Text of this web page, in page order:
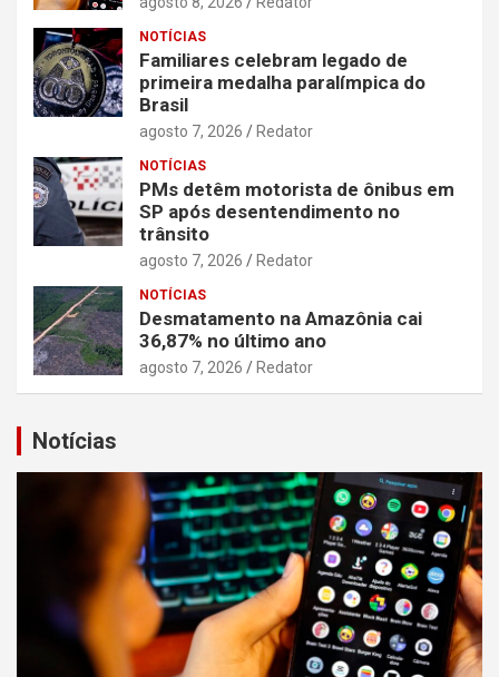
NOTÍCIAS
Familiares celebram legado de
primeira medalha paralímpica do
Brasil
agosto 7, 2026 Redator
NOTÍCIAS
PMs detêm motorista de ônibus em
SP após desentendimento no
trânsito
agosto 7, 2026 Redator
NOTÍCIAS
Desmatamento na Amazônia cai
36,87% no último ano
agosto 7, 2026 Redator
Notícias